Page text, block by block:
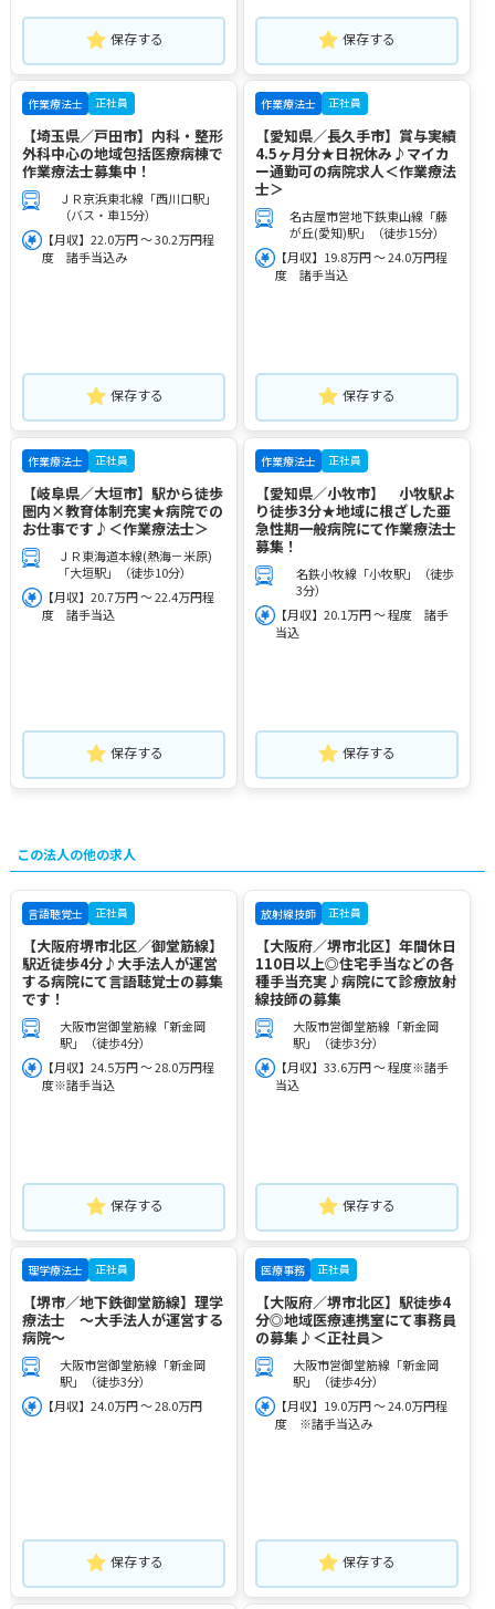
保存する 保存する
作業療法士 正社員
【埼玉県／戸田市】内科・整形
外科中心の地域包括医療病棟で
作業療法士募集中！
ＪＲ京浜東北線「西川口駅」
（バス・車15分）
【月収】22.0万円 ～ 30.2万円程
度 諸手当込み
保存する
作業療法士 正社員
【愛知県／長久手市】賞与実績
4.5ヶ月分★日祝休み♪マイカ
ー通勤可の病院求人＜作業療法
士＞
名古屋市営地下鉄東山線「藤
が丘(愛知)駅」（徒歩15分）
【月収】19.8万円 ～ 24.0万円程
度 諸手当込
保存する
作業療法士 正社員
【岐阜県／大垣市】駅から徒歩
圏内×教育体制充実★病院での
お仕事です♪＜作業療法士＞
ＪＲ東海道本線(熱海－米原)
「大垣駅」（徒歩10分）
【月収】20.7万円 ～ 22.4万円程
度 諸手当込
保存する
作業療法士 正社員
【愛知県／小牧市】 小牧駅よ
り徒歩3分★地域に根ざした亜
急性期一般病院にて作業療法士
募集！
名鉄小牧線「小牧駅」（徒歩
3分）
【月収】20.1万円 ～ 程度 諸手
当込
保存する
この法人の他の求人
言語聴覚士 正社員
【大阪府堺市北区／御堂筋線】
駅近徒歩4分♪大手法人が運営
する病院にて言語聴覚士の募集
です！
大阪市営御堂筋線「新金岡
駅」（徒歩4分）
【月収】24.5万円 ～ 28.0万円程
度※諸手当込
保存する
放射線技師 正社員
【大阪府／堺市北区】年間休日
110日以上◎住宅手当などの各
種手当充実♪病院にて診療放射
線技師の募集
大阪市営御堂筋線「新金岡
駅」（徒歩3分）
【月収】33.6万円 ～ 程度※諸手
当込
保存する
理学療法士 正社員
【堺市／地下鉄御堂筋線】理学
療法士 ～大手法人が運営する
病院～
大阪市営御堂筋線「新金岡
駅」（徒歩3分）
【月収】24.0万円 ～ 28.0万円
保存する
医療事務 正社員
【大阪府／堺市北区】駅徒歩4
分◎地域医療連携室にて事務員
の募集♪＜正社員＞
大阪市営御堂筋線「新金岡
駅」（徒歩4分）
【月収】19.0万円 ～ 24.0万円程
度 ※諸手当込み
保存する